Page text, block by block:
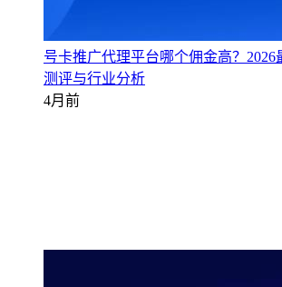
号卡推广代理平台哪个佣金高？2026
测评与行业分析
4月前